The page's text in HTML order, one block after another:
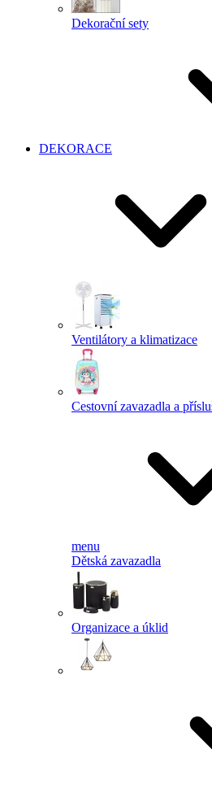
Dekorační sety
DEKORACE
Ventilátory a klimatizace
Cestovní zavazadla a
menu
Dětská zavazadla
Organizace a úklid